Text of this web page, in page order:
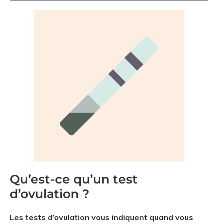
Qu’est-ce qu’un test
d’ovulation ?
Les tests d’ovulation vous indiquent quand vous